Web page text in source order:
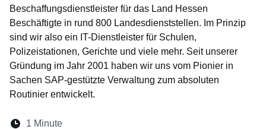
Beschaffungsdienstleister für das Land Hessen
Beschäftigte in rund 800 Landesdienststellen. Im Prinzip
sind wir also ein IT-Dienstleister für Schulen,
Polizeistationen, Gerichte und viele mehr. Seit unserer
Gründung im Jahr 2001 haben wir uns vom Pionier in
Sachen SAP-gestützte Verwaltung zum absoluten
Routinier entwickelt.
Lesedauer:
1 Minute